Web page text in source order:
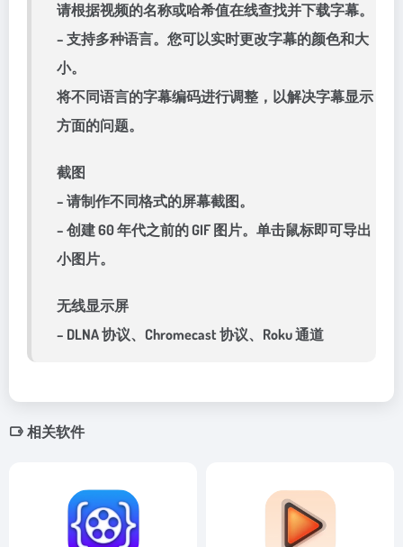
请根据视频的名称或哈希值在线查找并下载字幕。
– 支持多种语言。您可以实时更改字幕的颜色和大
小。
将不同语言的字幕编码进行调整，以解决字幕显示
方面的问题。
截图
– 请制作不同格式的屏幕截图。
– 创建 60 年代之前的 GIF 图片。单击鼠标即可导出
小图片。
无线显示屏
– DLNA 协议、Chromecast 协议、Roku 通道
相关软件